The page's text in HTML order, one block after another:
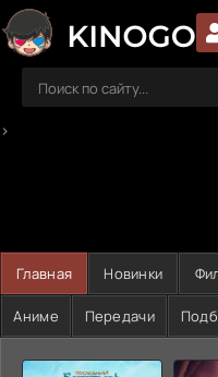
>
Главная Новинки
Аниме Передачи